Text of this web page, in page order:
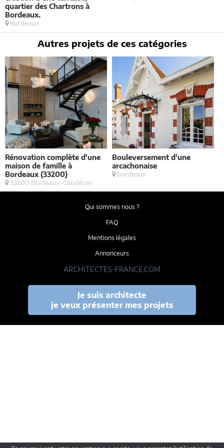
quartier des Chartrons à
Bordeaux.
Bordeaux
Autres projets de ces catégories
Rénovation complète d'une
maison de famille à
Bordeaux (33200)
33200 Bordeaux-Caudéran
Bouleversement d'une
arcachonaise
bordeaux
Qui sommes nous ?
FAQ
Mentions légales
Annonceurs
ARCHITECTES-FRANCE.COM
Je suis architecte
je veux présenter mes projets